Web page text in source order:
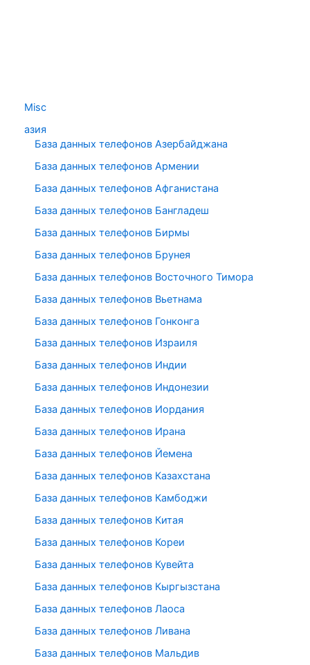
Misc
азия
База данных телефонов Азербайджана
База данных телефонов Армении
База данных телефонов Афганистана
База данных телефонов Бангладеш
База данных телефонов Бирмы
База данных телефонов Брунея
База данных телефонов Восточного Тимора
База данных телефонов Вьетнама
База данных телефонов Гонконга
База данных телефонов Израиля
База данных телефонов Индии
База данных телефонов Индонезии
База данных телефонов Иордания
База данных телефонов Ирана
База данных телефонов Йемена
База данных телефонов Казахстана
База данных телефонов Камбоджи
База данных телефонов Китая
База данных телефонов Кореи
База данных телефонов Кувейта
База данных телефонов Кыргызстана
База данных телефонов Лаоса
База данных телефонов Ливана
База данных телефонов Мальдив